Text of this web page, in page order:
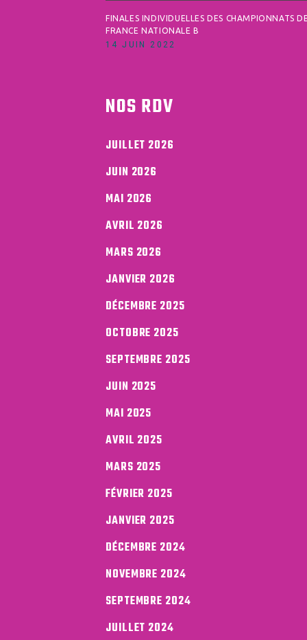
FINALES INDIVIDUELLES DES CHAMPIONNATS
FRANCE NATIONALE B
14 JUIN 2022
NOS RDV
JUILLET 2026
JUIN 2026
MAI 2026
AVRIL 2026
MARS 2026
JANVIER 2026
DÉCEMBRE 2025
OCTOBRE 2025
SEPTEMBRE 2025
JUIN 2025
MAI 2025
AVRIL 2025
MARS 2025
FÉVRIER 2025
JANVIER 2025
DÉCEMBRE 2024
NOVEMBRE 2024
SEPTEMBRE 2024
JUILLET 2024